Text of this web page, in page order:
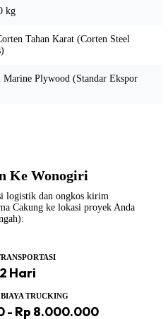
kg
Tahan Karat (Corten Steel
Marine Plywood (Standar Ekspor
Ke Wonogiri
logistik dan ongkos kirim
Cakung ke lokasi proyek Anda
Hari
TRUCKING
- Rp 8.000.000